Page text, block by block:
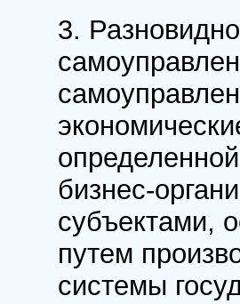
3.
бизнес-
субъектами,
путем
системы